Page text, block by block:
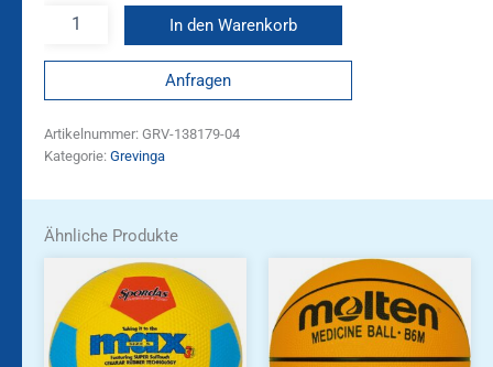
In den Warenkorb
Anfragen
Artikelnummer: GRV-138179-04
Kategorie: Grevinga
Ähnliche Produkte
Dieses
Produkt
weist
mehrere
Varianten